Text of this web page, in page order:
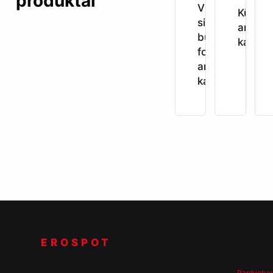
Vidutinis
silikoninis
butelio
formos
analinis
kaištis
Kūginis
analinis
kaištis
EROSPOT